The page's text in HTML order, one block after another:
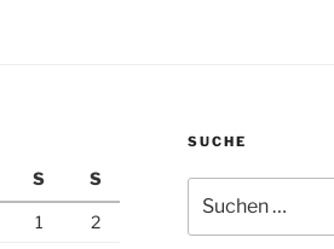
S S
1
2
SUCHE
nach: